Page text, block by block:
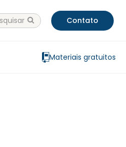
Contato
Materiais gratuitos